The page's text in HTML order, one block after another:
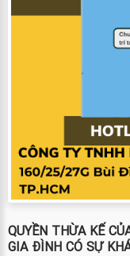
QUYỀN THỪA KẾ
GIA ĐÌNH CÓ SỰ